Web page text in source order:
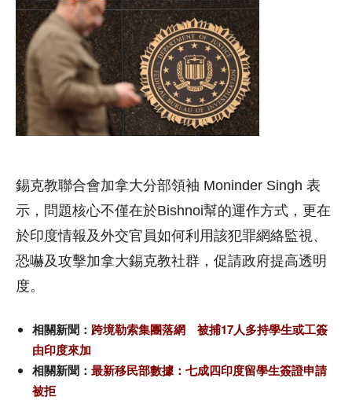
錫克教聯合會加拿大分部領袖 Moninder Singh 表
示，問題核心不僅在於Bishnoi幫的運作方式，更在
於印度情報及外交官員如何利用該犯罪網絡監視、
恐嚇及攻擊加拿大錫克教社群，促請政府提高透明
度。
相關新聞： 跨境勒索集團落網 被捕17人多持學生或工簽
由印度來加
相關新聞： 最新移民部數據：七成四印度留學生簽證申請
被拒